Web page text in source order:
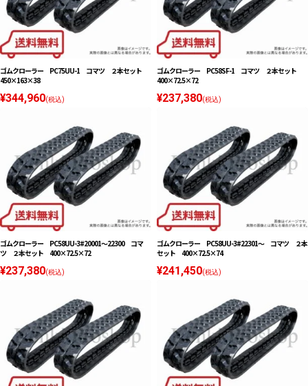
ゴムクローラー PC75UU-1 コマツ ２本セット
450×163×38
¥344,960(税込)
ゴムクローラー PC58SF-1 コマツ ２本セット
400×72.5×72
¥237,380(税込)
ゴムクローラー PC58UU-3#20001〜22300 コマ
ツ ２本セット 400×72.5×72
¥237,380(税込)
ゴムクローラー PC58UU-3#22301〜 コマツ ２本
セット 400×72.5×74
¥241,450(税込)